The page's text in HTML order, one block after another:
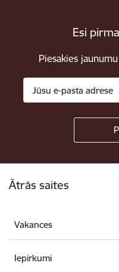
Esi
Piesakies
Ātrās saites
Vakances
Iepirkumi